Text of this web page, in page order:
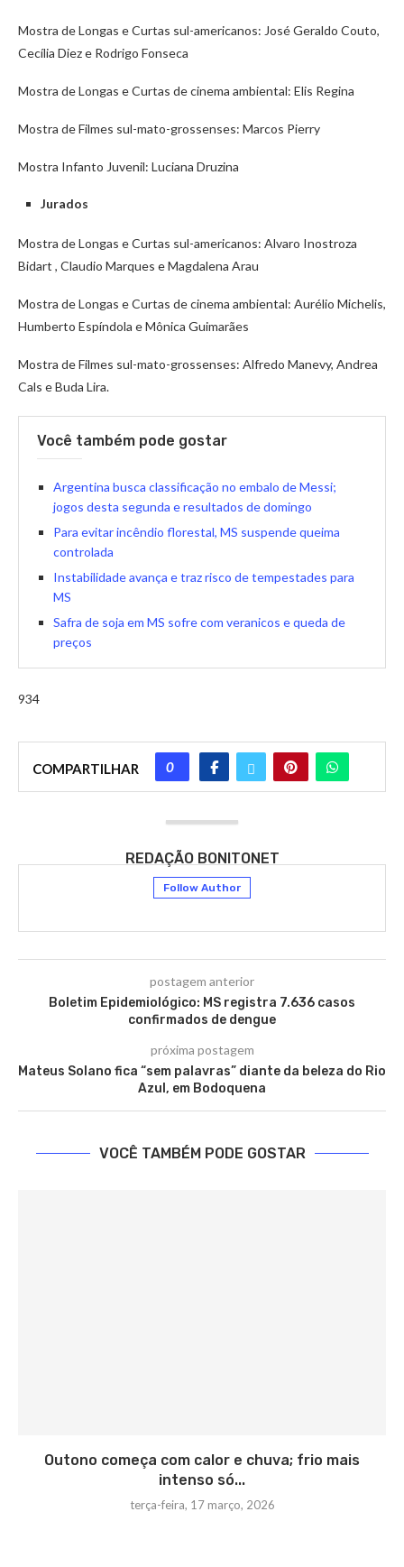
Mostra de Longas e Curtas sul-americanos: José Geraldo Couto,
Cecília Diez e Rodrigo Fonseca
Mostra de Longas e Curtas de cinema ambiental: Elis Regina
Mostra de Filmes sul-mato-grossenses: Marcos Pierry
Mostra Infanto Juvenil: Luciana Druzina
Jurados
Mostra de Longas e Curtas sul-americanos: Alvaro Inostroza
Bidart , Claudio Marques e Magdalena Arau
Mostra de Longas e Curtas de cinema ambiental: Aurélio Michelis,
Humberto Espíndola e Mônica Guimarães
Mostra de Filmes sul-mato-grossenses: Alfredo Manevy, Andrea
Cals e Buda Lira.
Você também pode gostar
Argentina busca classificação no embalo de Messi;
jogos desta segunda e resultados de domingo
Para evitar incêndio florestal, MS suspende queima
controlada
Instabilidade avança e traz risco de tempestades para
MS
Safra de soja em MS sofre com veranicos e queda de
preços
934
COMPARTILHAR 0
REDAÇÃO BONITONET
Follow Author
postagem anterior
Boletim Epidemiológico: MS registra 7.636 casos
confirmados de dengue
próxima postagem
Mateus Solano fica “sem palavras” diante da beleza do Rio
Azul, em Bodoquena
VOCÊ TAMBÉM PODE GOSTAR
Outono começa com calor e chuva; frio mais
intenso só...
terça-feira, 17 março, 2026